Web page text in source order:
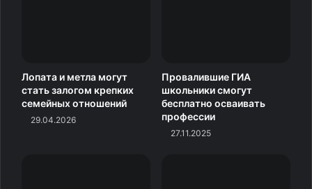
Лопата и метла могут
стать залогом крепких
семейных отношений
29.04.2026
Провалившие ГИА
школьники смогут
бесплатно осваивать
профессии
27.11.2025